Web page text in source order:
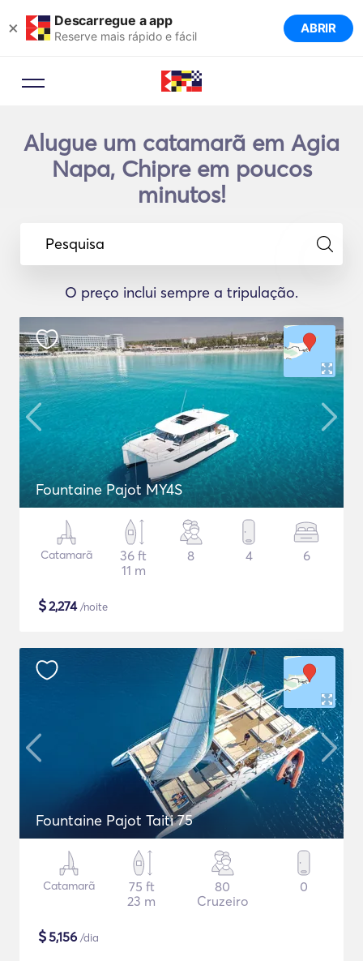
× Descarregue a app
Reserve mais rápido e fácil ABRIR
Alugue um catamarã em Agia
Napa, Chipre em poucos
minutos!
Pesquisa
O preço inclui sempre a tripulação.
Fountaine Pajot MY4S
Catamarã
36 ft
11 m
8 4 6
$2,274/noite
Fountaine Pajot Taiti 75
Catamarã
75 ft
23 m
80
Cruzeiro
0
$5,156 /dia